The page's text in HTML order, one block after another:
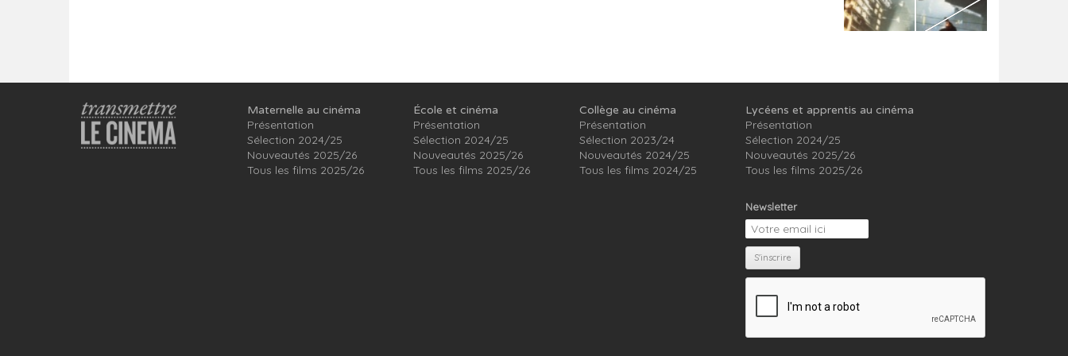
Maternelle au cinéma
Présentation
Sélection 2024/25
Nouveautés 2025/26
Tous les films 2025/26
École et cinéma
Présentation
Sélection 2024/25
Nouveautés 2025/26
Tous les films 2025/26
Collège au cinéma
Présentation
Sélection 2023/24
Nouveautés 2024/25
Tous les films 2024/25
Lycéens et apprentis au cinéma
Présentation
Sélection 2024/25
Nouveautés 2025/26
Tous les films 2025/26
Newsletter